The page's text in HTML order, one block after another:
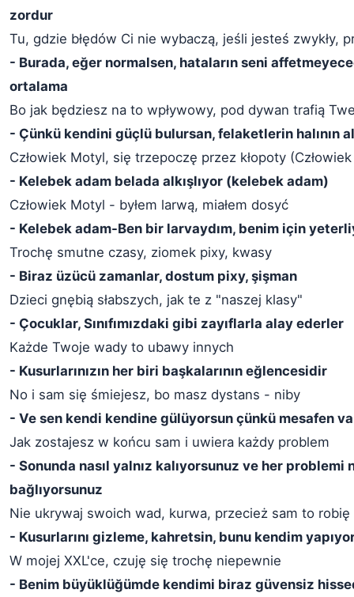
zordur
Tu, gdzie błędów Ci nie wybaczą, jeśli jesteś zwykły,
- Burada, eğer normalsen, hataların seni
ortalama
Bo jak będziesz na to wpływowy, pod dywan trafią
- Çünkü kendini güçlü bulursan, felaketlerin halının
Człowiek Motyl, się trzepoczę przez kłopoty
- Kelebek adam belada alkışlıyor (kelebek adam)
Człowiek Motyl - byłem larwą, miałem dosyć
- Kelebek adam-Ben bir larvaydım, benim için
Trochę smutne czasy, ziomek pixy, kwasy
- Biraz üzücü zamanlar, dostum pixy, şişman
Dzieci gnębią słabszych, jak te z "naszej klasy"
- Çocuklar, Sınıfımızdaki gibi zayıflarla alay ederler
Każde Twoje wady to ubawy innych
- Kusurlarınızın her biri başkalarının eğlencesidir
No i sam się śmiejesz, bo masz dystans - niby
- Ve sen kendi kendine gülüyorsun çünkü mesafen
Jak zostajesz w końcu sam i uwiera każdy problem
- Sonunda nasıl yalnız kalıyorsunuz ve her problemi
bağlıyorsunuz
Nie ukrywaj swoich wad, kurwa, przecież sam to robię
- Kusurlarını gizleme, kahretsin, bunu kendim
W mojej XXL'ce, czuję się trochę niepewnie
- Benim büyüklüğümde kendimi biraz güvensiz